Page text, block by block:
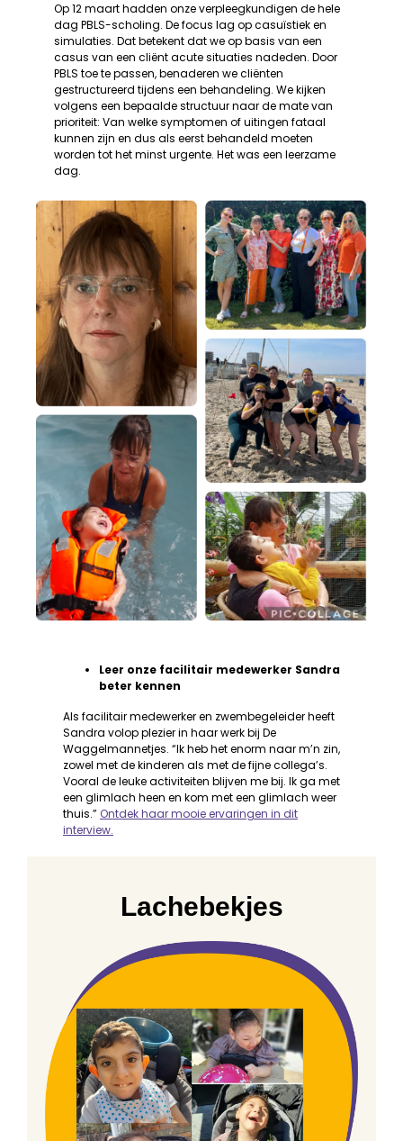
Op 12 maart hadden onze verpleegkundigen de hele
dag PBLS-scholing. De focus lag op casuïstiek en
simulaties. Dat betekent dat we op basis van een
casus van een cliënt acute situaties nadeden. Door
PBLS toe te passen, benaderen we cliënten
gestructureerd tijdens een behandeling. We kijken
volgens een bepaalde structuur naar de mate van
prioriteit: Van welke symptomen of uitingen fataal
kunnen zijn en dus als eerst behandeld moeten
worden tot het minst urgente. Het was een leerzame
dag.
Leer onze facilitair medewerker Sandra
beter kennen
Als facilitair medewerker en zwembegeleider heeft
Sandra volop plezier in haar werk bij De
Waggelmannetjes. “Ik heb het enorm naar m’n zin,
zowel met de kinderen als met de fijne collega’s.
Vooral de leuke activiteiten blijven me bij. Ik ga met
een glimlach heen en kom met een glimlach weer
thuis.” Ontdek haar mooie ervaringen in dit
interview.
Lachebekjes